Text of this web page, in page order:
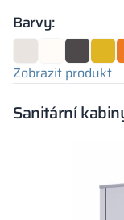
Barvy:
Zobrazit produkt
Sanitární